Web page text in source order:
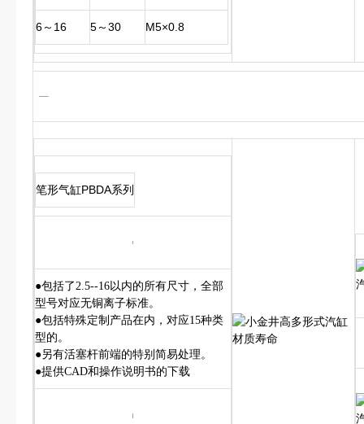
6～16 5～30 M5×0.8
笔形气缸PBDA系列
●包括了2.5--16以内的所有尺寸，全部
型号对应无铜离子标准。
●包括特殊定制产品在内，对应15种类
型的。
●另有活塞杆前端的特别简易处理。
●提供CAD和操作说明书的下载